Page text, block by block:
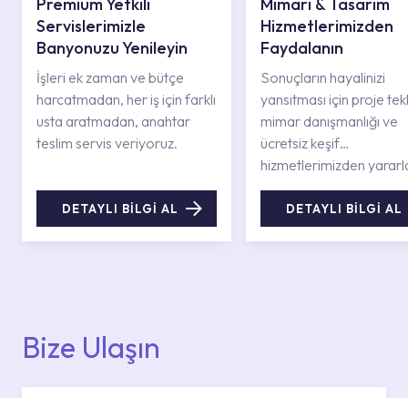
Servislerimizle
Banyonuzu Yenileyin
İşleri ek zaman ve bütçe
harcatmadan, her iş için farklı
usta aratmadan, anahtar
teslim servis veriyoruz.
DETAYLI BİLGİ AL
Hizmetlerimizden
Faydalanın
Sonuçların hayalinizi
yansıtması için proje
mimar danışmanlığı ve
ücretsiz keşif
hizmetlerimizden
DETAYLI BİLGİ AL
Bize Ulaşın